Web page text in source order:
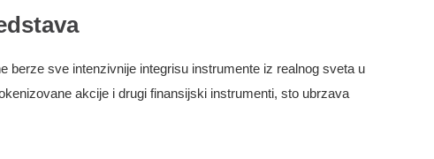
berze sve intenzivnije integrisu instrumente iz realnog sveta u
akcije i drugi finansijski instrumenti, sto ubrzava